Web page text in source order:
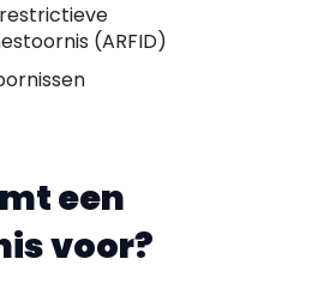
(ARFID)
een
voor?